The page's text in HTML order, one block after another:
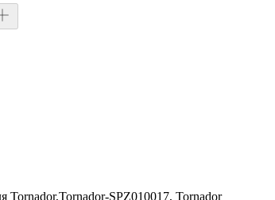
Tornador,Tornador-SPZ010017, Tornador